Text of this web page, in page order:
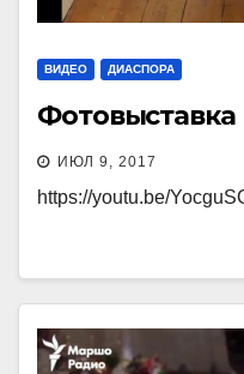
ВИДЕО ДИАСПОРА
Фотовыставка
ИЮЛ 9, 2017
https://youtu.be/